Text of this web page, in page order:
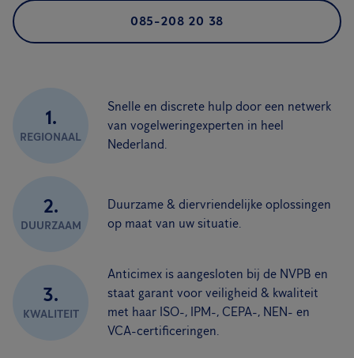
085-208 20 38
1.
REGIONAAL
Snelle en discrete hulp door een netwerk
van vogelweringexperten in heel
Nederland.
2.
DUURZAAM
Duurzame & diervriendelijke oplossingen
op maat van uw situatie.
3.
KWALITEIT
Anticimex is aangesloten bij de NVPB en
staat garant voor veiligheid & kwaliteit
met haar ISO-, IPM-, CEPA-, NEN- en
VCA-certificeringen.